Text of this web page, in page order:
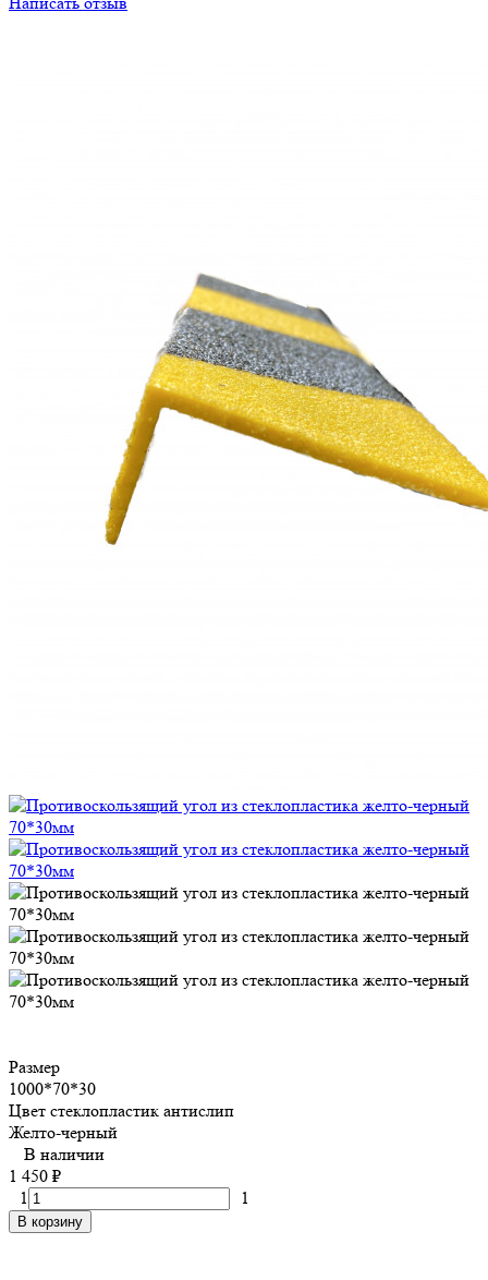
Размер
1000*70*30
Цвет стеклопластик антислип
Желто-черный
В наличии
1 450 ₽
1
1
В корзину